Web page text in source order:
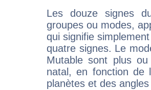
Les douze signes
groupes ou modes,
qui signifie
quatre signes. Le
Mutable sont plus
natal, en fonction de
planètes et des